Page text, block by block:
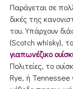
Παράγεται σε
δικές της
του. Υπάρχουν
(Scotch whisky), το
γιαπωνέζικο
Πολιτείες, το
Rye, ή Tennessee